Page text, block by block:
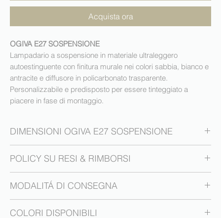
Acquista ora
OGIVA E27 SOSPENSIONE
Lampadario a sospensione in materiale ultraleggero
autoestinguente con finitura murale nei colori sabbia, bianco e
antracite e diffusore in policarbonato trasparente.
Personalizzabile e predisposto per essere tinteggiato a
piacere in fase di montaggio.
DIMENSIONI OGIVA E27 SOSPENSIONE
30 cm x diam. 25,2 cm
POLICY SU RESI & RIMBORSI
Ai sensi dell’art. 52 del Codice del Consumo, il CLIENTE ha
diritto di recedere dal contratto, senza indicarne le ragioni,
entro 14 giorni da quando il medesimo, o un terzo da lui
MODALITÁ DI CONSEGNA
IID si impegna a consegnare la merce, tramite corriere
COLORI DISPONIBILI